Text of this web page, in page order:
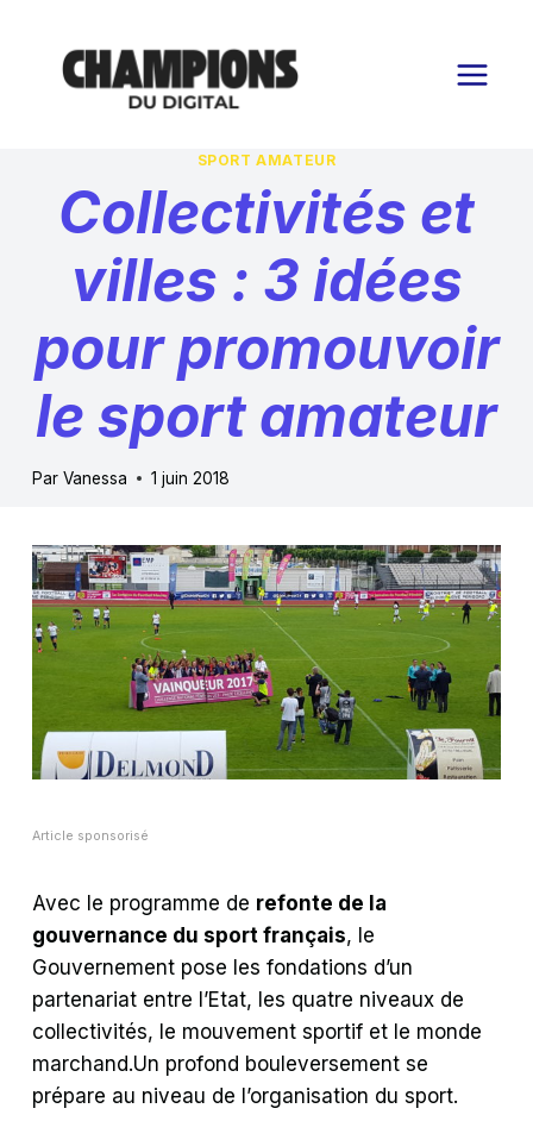
contenu
SPORT AMATEUR
Collectivités et
villes : 3 idées
pour promouvoir
le sport amateur
Par Vanessa 1 juin 2018
Article sponsorisé
Avec le programme de refonte de la
gouvernance du sport français, le
Gouvernement pose les fondations d’un
partenariat entre l’Etat, les quatre niveaux de
collectivités, le mouvement sportif et le monde
marchand.Un profond bouleversement se
prépare au niveau de l’organisation du sport.